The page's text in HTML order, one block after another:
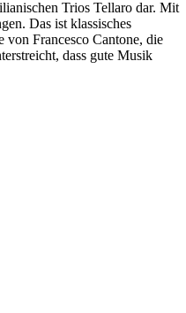
Trios Tellaro dar. Mit
Das ist klassisches
von Francesco Cantone, die
dass gute Musik